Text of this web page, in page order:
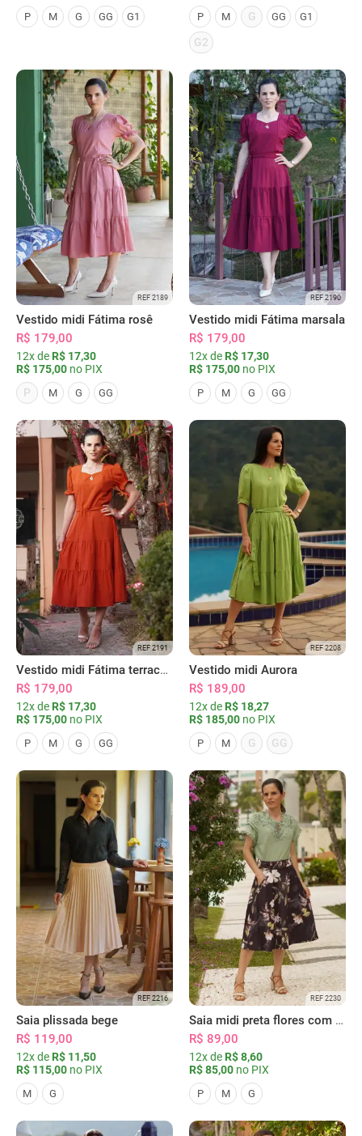
P M G GG G1 P M G GG G1
G2
REF 2189
Vestido midi Fátima rosê
R$ 179,00
12x de R$ 17,30
R$ 175,00 no PIX
P
M G GG
REF 2190
Vestido midi Fátima marsala
R$ 179,00
12x de R$ 17,30
R$ 175,00 no PIX
P M G GG
REF 2191
Vestido midi Fátima terracota
R$ 179,00
12x de R$ 17,30
R$ 175,00 no PIX
P M G GG
REF 2208
Vestido midi Aurora
R$ 189,00
12x de R$ 18,27
R$ 185,00 no PIX
P M G GG
REF 2216
Saia plissada bege
R$ 119,00
12x de R$ 11,50
R$ 115,00 no PIX
M G
REF 2230
Saia midi preta flores com bolsos
R$ 89,00
12x de R$ 8,60
R$ 85,00 no PIX
P M G